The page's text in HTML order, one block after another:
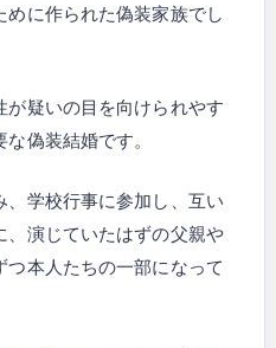
めに作られた偽装家族でし
が疑いの目を向けられやす
偽装結婚です。
、学校行事に参加し、互い
、演じていたはずの父親や
本人たちの一部になって